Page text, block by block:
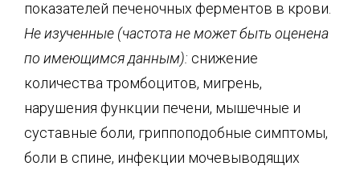
показателей печеночных ферментов в крови.
Не изученные (частота не может быть оценена
по имеющимся данным): снижение
количества тромбоцитов, мигрень,
нарушения функции печени, мышечные и
суставные боли, гриппоподобные симптомы,
боли в спине, инфекции мочевыводящих